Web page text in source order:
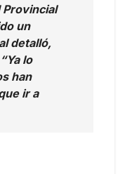
un
detalló,
lo
han
ir a